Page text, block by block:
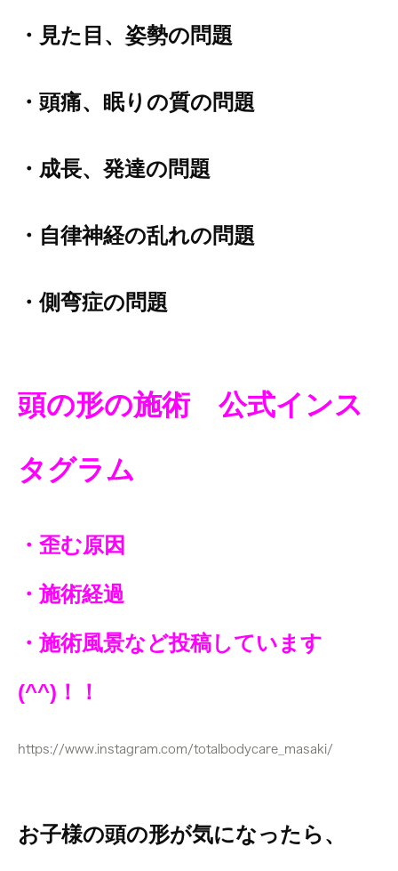
・見た目、 姿勢の問題
・頭痛、眠りの質の問題
・成長、発達の問題
・自律神経の乱れの問題
・側弯症の問題
頭の形の施術 公式インス
タグラム
・歪む原因
・施術経過
・施術風景など投稿しています
(^^)！！
https://www.instagram.com/totalbodycare_masaki/
お子様の頭の形が気になったら、